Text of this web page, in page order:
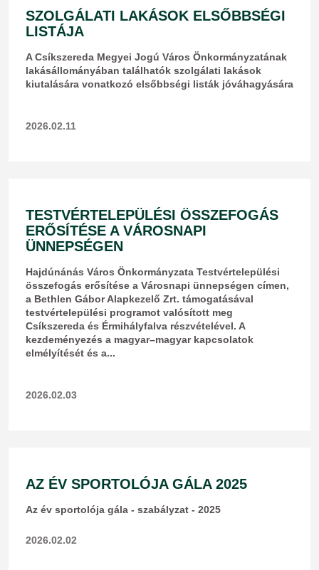
SZOLGÁLATI LAKÁSOK ELSŐBBSÉGI
LISTÁJA
A Csíkszereda Megyei Jogú Város Önkormányzatának
lakásállományában találhatók szolgálati lakások
kiutalására vonatkozó elsőbbségi listák jóváhagyására
2026.02.11
TESTVÉRTELEPÜLÉSI ÖSSZEFOGÁS
ERŐSÍTÉSE A VÁROSNAPI
ÜNNEPSÉGEN
​Hajdúnánás Város Önkormányzata Testvértelepülési
összefogás erősítése a Városnapi ünnepségen címen,
a Bethlen Gábor Alapkezelő Zrt. támogatásával
testvértelepülési programot valósított meg
Csíkszereda és Érmihályfalva részvételével. A
kezdeményezés a magyar–magyar kapcsolatok
elmélyítését és a...
2026.02.03
AZ ÉV SPORTOLÓJA GÁLA 2025
Az év sportolója gála - szabályzat - 2025
2026.02.02